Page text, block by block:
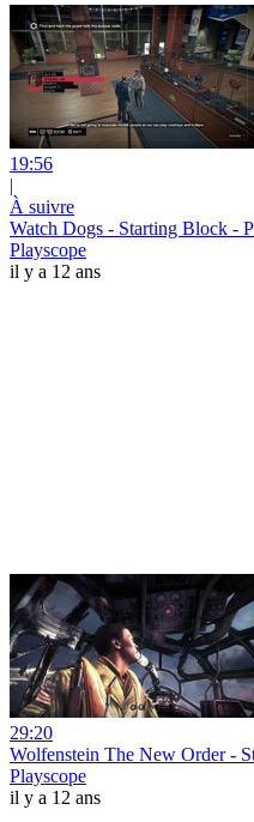
19:56
|
À suivre
Watch Dogs - Starting Block -
Playscope
il y a 12 ans
29:20
Wolfenstein The New Order -
Playscope
il y a 12 ans